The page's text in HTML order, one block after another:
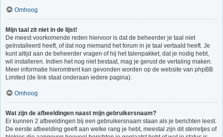
Omhoog
Mijn taal zit niet in de lijst!
De meest voorkomende reden hiervoor is dat de beheerder je taal niet
geïnstalleerd heeft, of dat nog niemand het forum in je taal vertaald heeft. Je
kunt altijd aan de beheerder vragen of hij het talenpakket, dat je nodig hebt,
wil installeren. Indien het nog niet bestaat, mag je gerust de vertaling maken.
Meer informatie hieromtrent kan gevonden worden op de website van phpBB
Limited (de link staat onderaan iedere pagina).
Omhoog
Wat zijn de afbeeldingen naast mijn gebruikersnaam?
Er kunnen 2 afbeeldingen bij een gebruikersnaam staan als je berichten leest.
De eerste afbeelding geeft aan welke rang je hebt, meestal zijn dit sterretjes of